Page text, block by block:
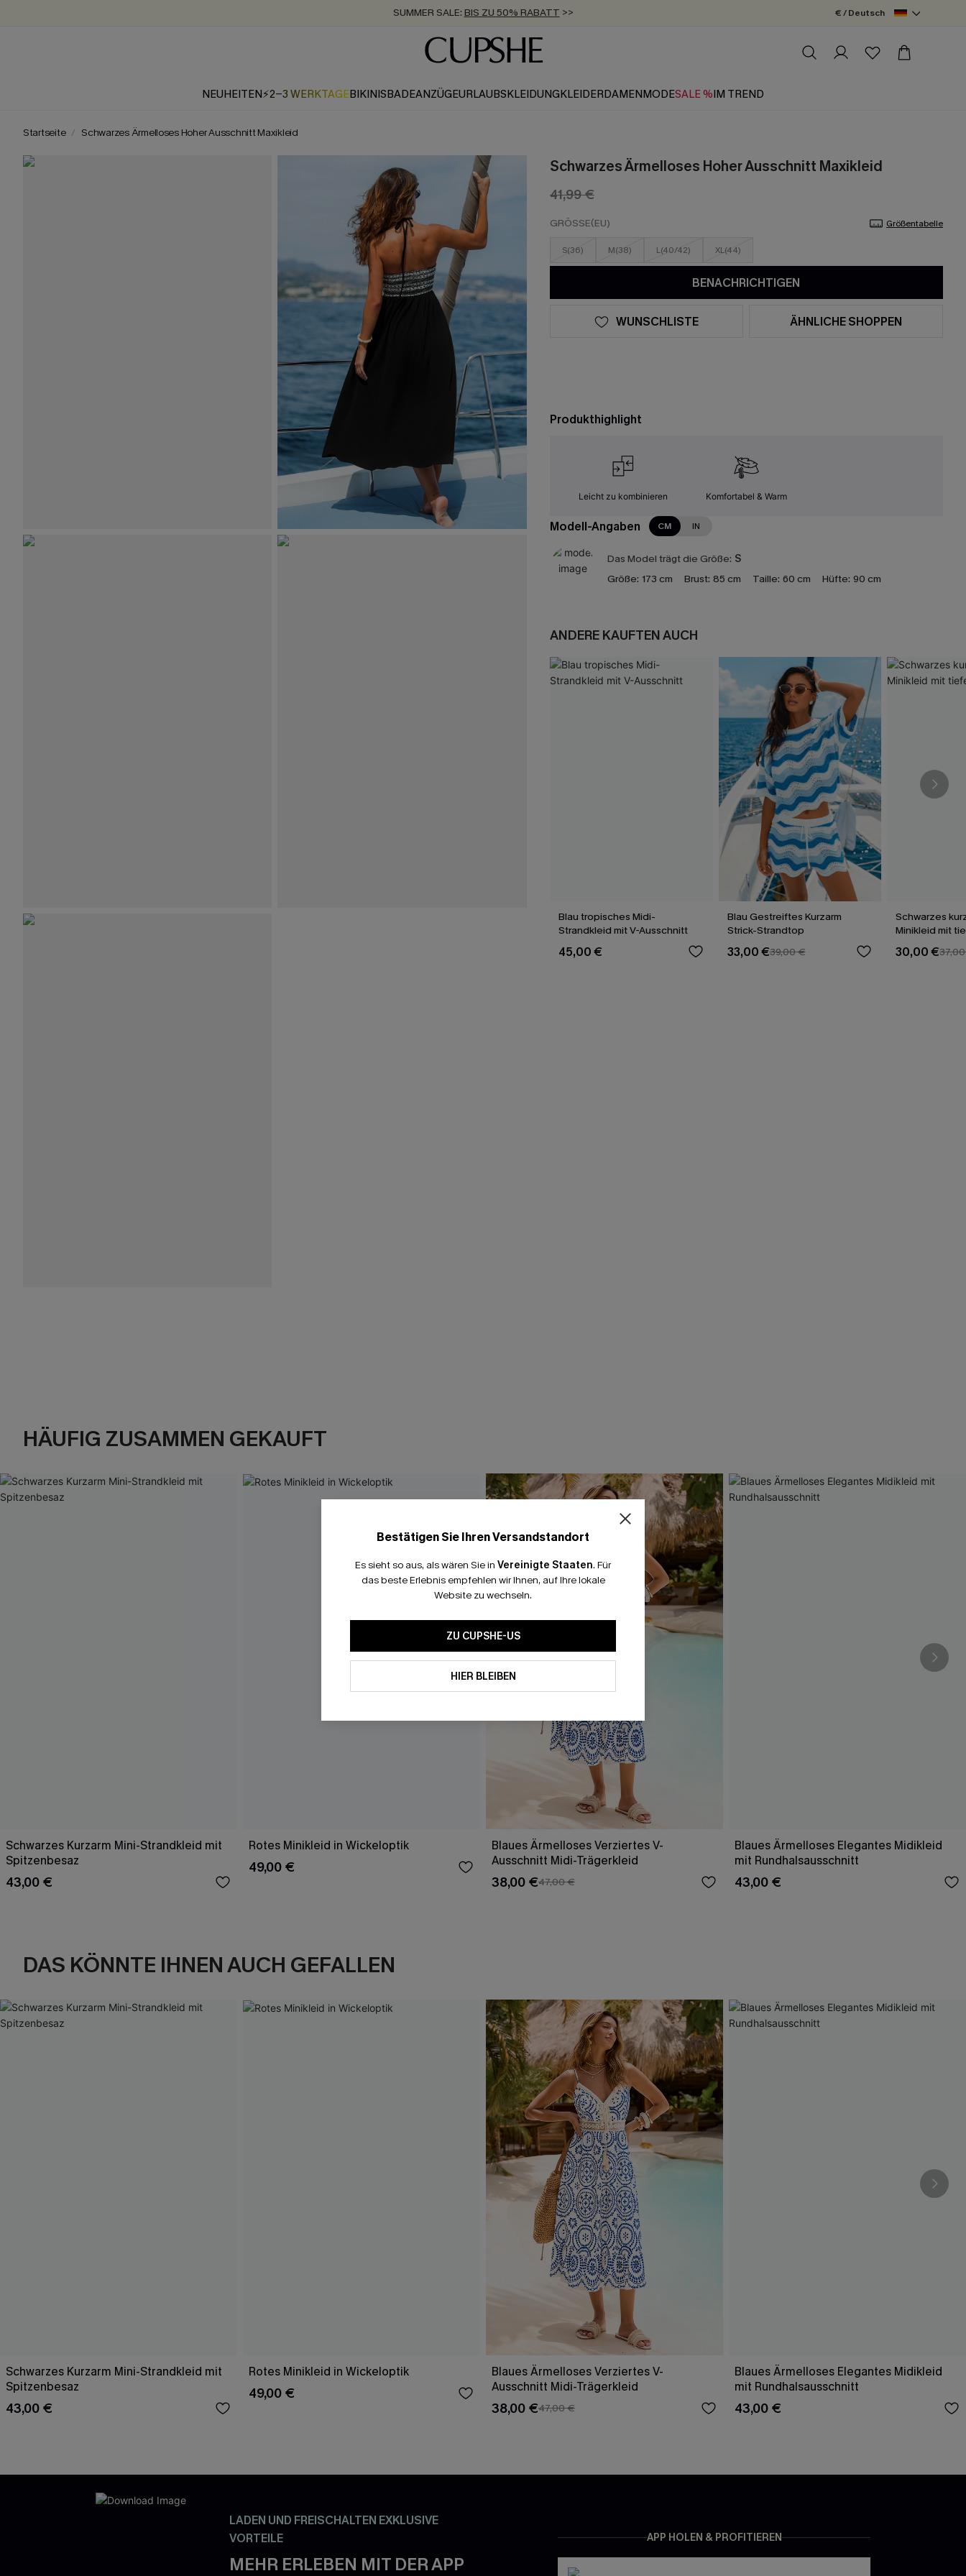
SUMMER SALE: BIS ZU 50% RABATT >>
ZUM NEWSLETTER:BIS ZU -20% EXTRA ERHALTEN
KOSTENLOSER VERSAND AB 89 €
€ / Deutsch
NEUHEITEN⚡2-3 WERKTAGEBIKINISBADEANZÜGEURLAUBSKLEIDUNGKLEIDERDAMENMODESALE %IM TREND
Startseite Schwarzes Ärmelloses Hoher Ausschnitt Maxikleid
Schwarzes Ärmelloses Hoher Ausschnitt Maxikleid
41,99 €
GRÖSSE(EU) Größentabelle
S(36) M(38) L(40/42) XL(44)
BENACHRICHTIGEN
WUNSCHLISTE ÄHNLICHE SHOPPEN
Produkthighlight
Leicht zu kombinieren Komfortabel & Warm
Modell-Angaben CM IN
Das Model trägt die Größe: S
Größe: 173 cm Brust: 85 cm Taille: 60 cm Hüfte: 90 cm
ANDERE KAUFTEN AUCH
Blau tropisches Midi-
Strandkleid mit V-Ausschnitt
45,00 €
Blau Gestreiftes Kurzarm
Strick-Strandtop
33,00 €39,00 €
Schwarzes
Minikleid mit
30,00 €
HÄUFIG ZUSAMMEN GEKAUFT
Schwarzes Kurzarm Mini-Strandkleid mit
Spitzenbesaz
43,00 €
Rotes Minikleid in Wickeloptik
49,00 €
Blaues Ärmelloses Verziertes V-
Ausschnitt Midi-Trägerkleid
38,00 €47,00 €
Blaues Ärmelloses Elegantes Midikleid
mit Rundhalsausschnitt
43,00 €
DAS KÖNNTE IHNEN AUCH GEFALLEN
Schwarzes Kurzarm Mini-Strandkleid mit
Spitzenbesaz
43,00 €
Rotes Minikleid in Wickeloptik
49,00 €
Blaues Ärmelloses Verziertes V-
Ausschnitt Midi-Trägerkleid
38,00 €47,00 €
Blaues Ärmelloses Elegantes Midikleid
mit Rundhalsausschnitt
43,00 €
LADEN UND FREISCHALTEN EXKLUSIVE
VORTEILE
MEHR ERLEBEN MIT DER APP
APP HOLEN & PROFITIEREN
Bestätigen Sie Ihren Versandstandort
Es sieht so aus, als wären Sie in Vereinigte Staaten. Für
das beste Erlebnis empfehlen wir Ihnen, auf Ihre lokale
Website zu wechseln.
ZU CUPSHE-US
HIER BLEIBEN